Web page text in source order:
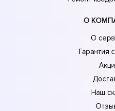
О
О
Гарантия
Наш